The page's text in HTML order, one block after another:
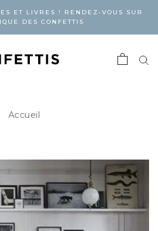
ET LIVRES ! RENDEZ-VOUS SUR
DES CONFETTIS
Accueil